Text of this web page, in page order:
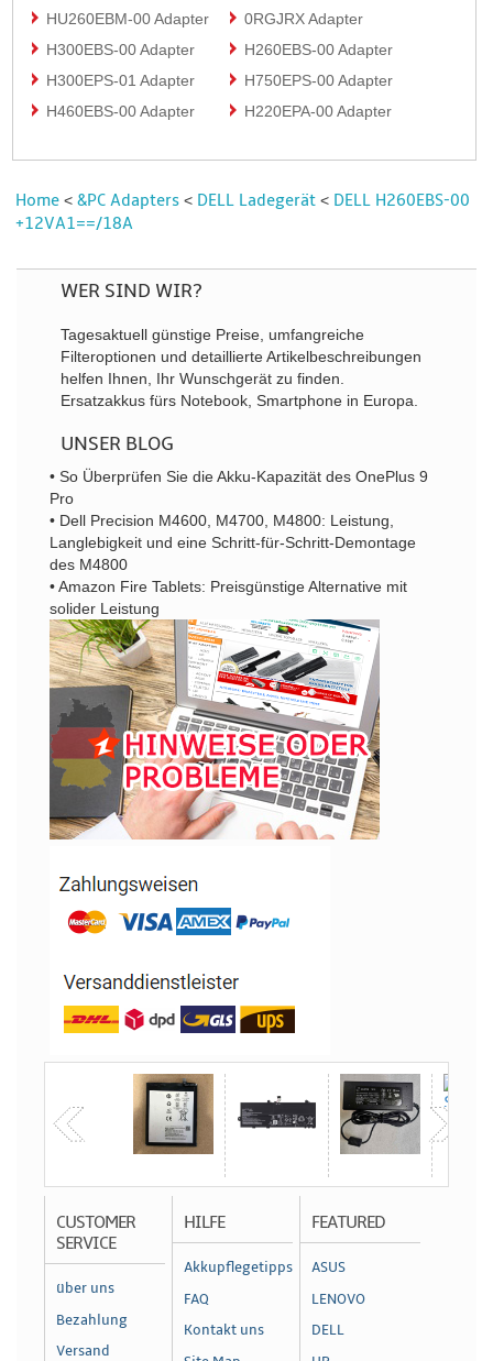
HU260EBM-00 Adapter
0RGJRX Adapter
H300EBS-00 Adapter
H260EBS-00 Adapter
H300EPS-01 Adapter
H750EPS-00 Adapter
H460EBS-00 Adapter
H220EPA-00 Adapter
Home <&PC Adapters < DELL Ladegerät < DELL H260EBS-00
+12VA1==/18A
WER SIND WIR?
Tagesaktuell günstige Preise, umfangreiche
Filteroptionen und detaillierte Artikelbeschreibungen
helfen Ihnen, Ihr Wunschgerät zu finden.
Ersatzakkus fürs Notebook, Smartphone in Europa.
UNSER BLOG
• So Überprüfen Sie die Akku-Kapazität des OnePlus 9
Pro
• Dell Precision M4600, M4700, M4800: Leistung,
Langlebigkeit und eine Schritt-für-Schritt-Demontage
des M4800
• Amazon Fire Tablets: Preisgünstige Alternative mit
solider Leistung
CUSTOMER
SERVICE
über uns
Bezahlung
Versand
HILFE
Akkupflegetipps
FAQ
Kontakt uns
FEATURED
ASUS
LENOVO
DELL